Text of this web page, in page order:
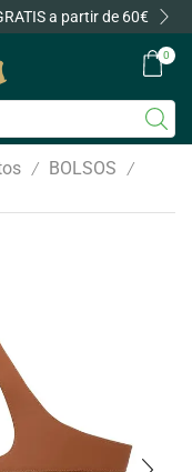
de 60€
0
/ BOLSOS /